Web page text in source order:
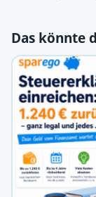
Das könnte